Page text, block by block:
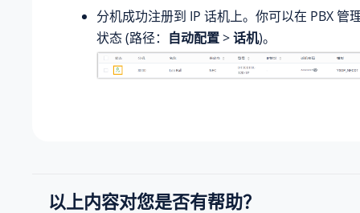
分机成功注册到 IP 话机上。你可以在 PBX 管
状态 (路径： 自动配置>话机)。
以上内容对您是否有帮助？